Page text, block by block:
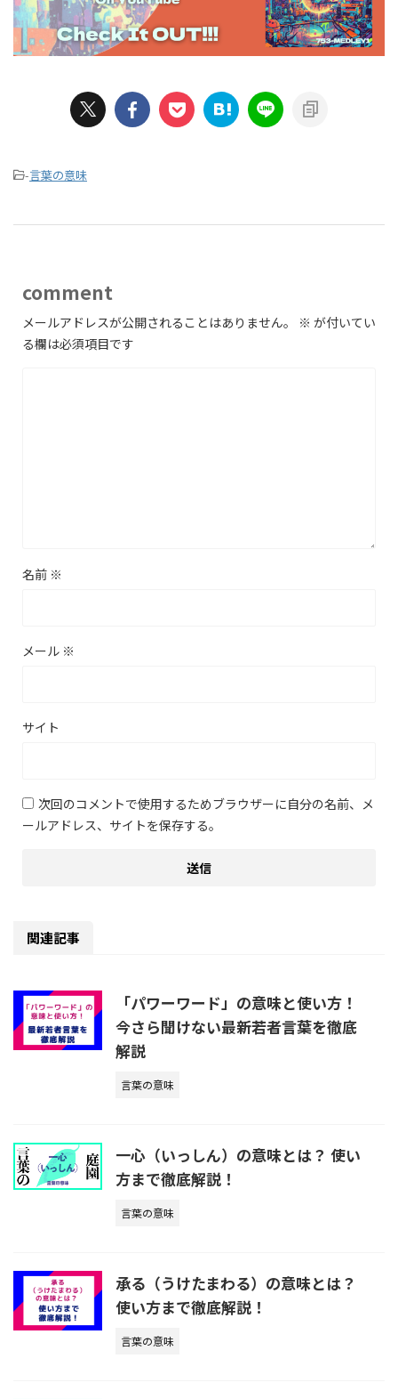
-言葉の意味
comment
メールアドレスが公開されることはありません。 ※ が付いてい
る欄は必須項目です
名前 ※
メール ※
サイト
次回のコメントで使用するためブラウザーに自分の名前、メ
ールアドレス、サイトを保存する。
関連記事
「パワーワード」の意味と使い方！
今さら聞けない最新若者言葉を徹底
解説
言葉の意味
一心（いっしん）の意味とは？ 使い
方まで徹底解説！
言葉の意味
承る（うけたまわる）の意味とは？
使い方まで徹底解説！
言葉の意味